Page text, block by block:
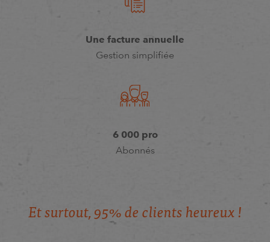
Une facture annuelle
Gestion simplifiée
6 000 pro
Abonnés
Et surtout, 95% de clients heureux !